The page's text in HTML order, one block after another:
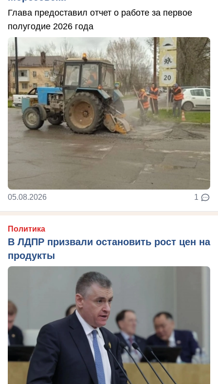
Глава предоставил отчет о работе за первое
полугодие 2026 года
05.08.2026 1
Политика
В ЛДПР призвали остановить рост цен на
продукты